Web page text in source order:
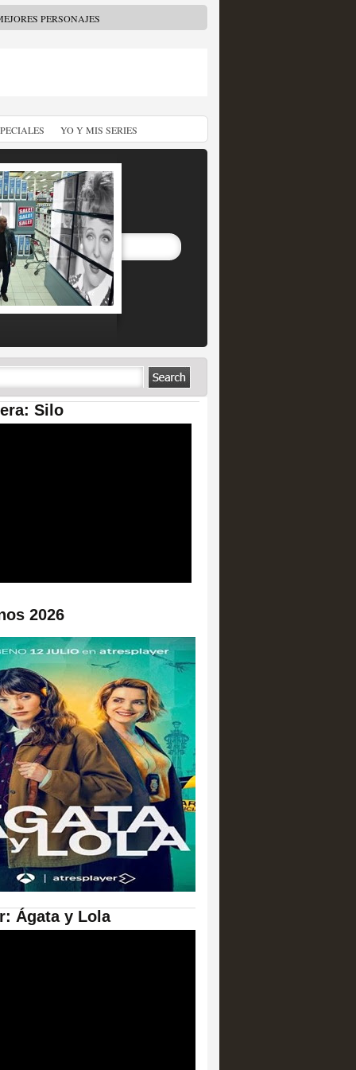
PERSONAJES
YO Y MIS SERIES
Silo
2026
Ágata y Lola